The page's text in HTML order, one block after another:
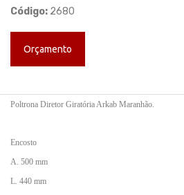
Código: 2680
Orçamento
Poltrona Diretor Giratória Arkab Maranhão.
Encosto
A. 500 mm
L. 440 mm